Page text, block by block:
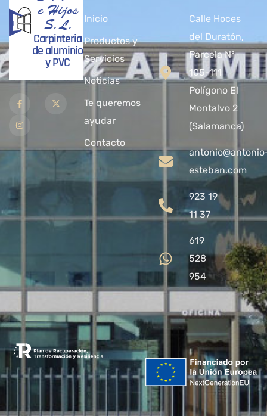
e Hijos
S.L.
Carpinteria
de aluminio
y PVC
Inicio
Productos y
Servicios
Noticias
Te queremos
ayudar
Contacto
Calle Hoces
del Duratón,
Parcela Nº
105-111
Polígono El
Montalvo 2
(Salamanca)
esteban.com
923 19
11 37
619
528
954